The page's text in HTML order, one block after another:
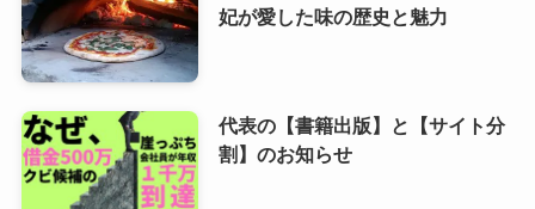
妃が愛した味の歴史と魅力
代表の【書籍出版】と【サイト分
割】のお知らせ